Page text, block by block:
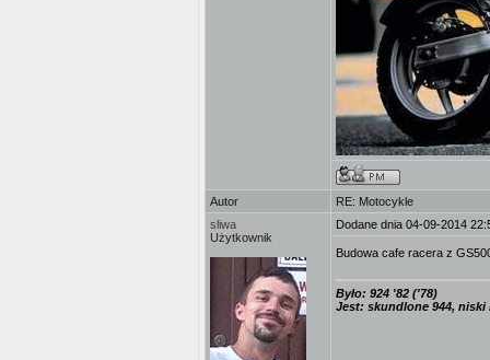
Autor
RE: Motocykle
sliwa
Użytkownik
Dodane dnia 04-09-2014
Budowa cafe racera z
Było: 924 '82 ('78)
Jest: skundlone 944, niski